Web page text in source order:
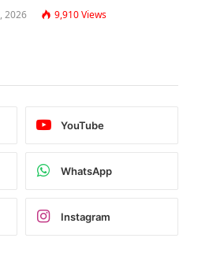
2026 9,910Views
YouTube
WhatsApp
Instagram